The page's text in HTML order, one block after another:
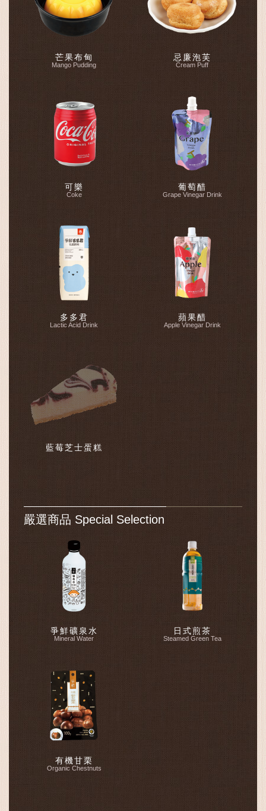
芒果布甸
Mango Pudding
忌廉泡芙
Cream Puff
可樂
Coke
葡萄醋
Grape Vinegar Drink
多多君
Lactic Acid Drink
蘋果醋
Apple Vinegar Drink
藍莓芝士蛋糕
嚴選商品 Special Selection
爭鮮礦泉水
Mineral Water
日式煎茶
Steamed Green Tea
有機甘栗
Organic Chestnuts